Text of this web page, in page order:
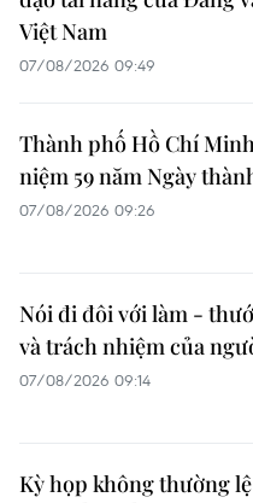
Việt Nam
07/08/2026 09:49
Thành phố Hồ Chí
niệm 59 năm Ngày
07/08/2026 09:26
Nói đi đôi với làm -
và trách nhiệm của
07/08/2026 09:14
Kỳ họp không thường